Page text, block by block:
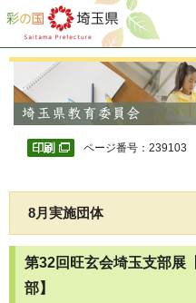
彩の国 埼玉県
ページ番号：239103
8月実施団体
第32回旺玄会埼玉支部展
部】